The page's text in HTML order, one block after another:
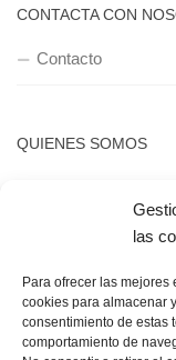
las
Para ofrecer las
cookies para almacenar
consentimiento de estas
comportamiento de
CONTACTA CON
Contacto
QUIENES SOMOS
Política de